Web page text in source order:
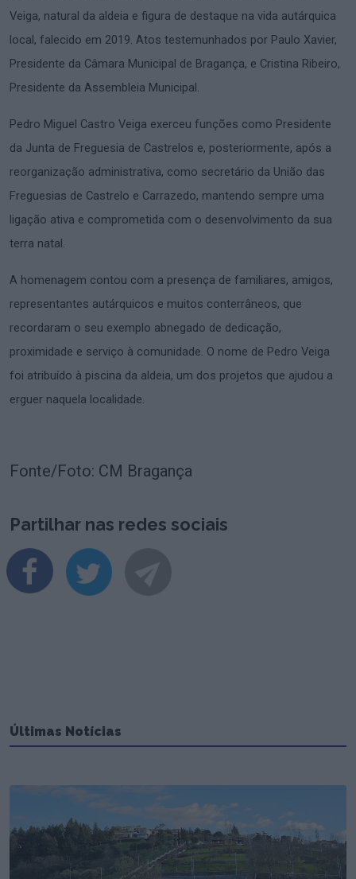
Veiga, natural da aldeia e figura de destaque na vida autárquica
local, falecido em 2019. Atos testemunhados por Paulo Xavier,
Presidente da Câmara Municipal de Bragança, e Cristina Ribeiro,
Presidente da Assembleia Municipal.
Pedro Miguel Castro Veiga exerceu funções como Presidente
da Junta de Freguesia de Castrelos e, posteriormente, após a
reorganização administrativa, como secretário da União das
Freguesias de Castrelo e Carrazedo, mantendo sempre uma
ligação ativa e comprometida com o desenvolvimento da sua
terra natal.
A homenagem contou com a presença de familiares, amigos,
representantes autárquicos e muitos conterrâneos, que
recordaram o seu exemplo abnegado de dedicação,
proximidade e serviço à comunidade. O nome de Pedro Veiga
foi atribuído à piscina da aldeia, um dos projetos que ajudou a
erguer naquela localidade.
Fonte/Foto: CM Bragança
Partilhar nas redes sociais
Últimas Notícias